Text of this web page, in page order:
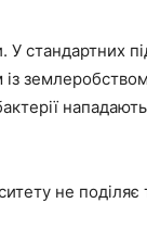
стандартних
не поділяє